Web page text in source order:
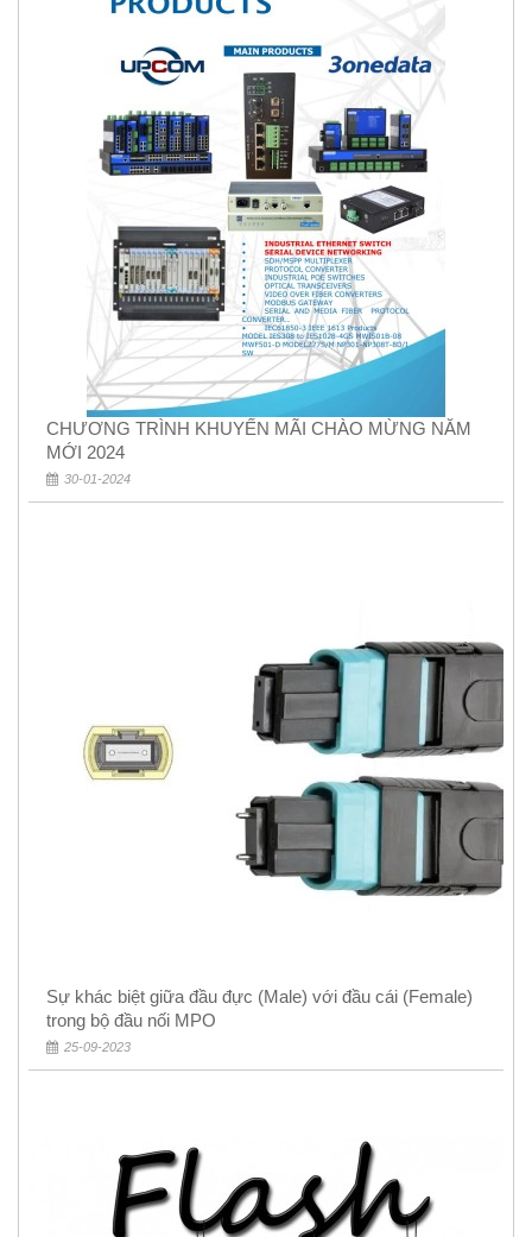
CHƯƠNG TRÌNH KHUYẾN MÃI CHÀO MỪNG NĂM
MỚI 2024
30-01-2024
Sự khác biệt giữa đầu đực (Male) với đầu cái (Female)
trong bộ đầu nối MPO
25-09-2023